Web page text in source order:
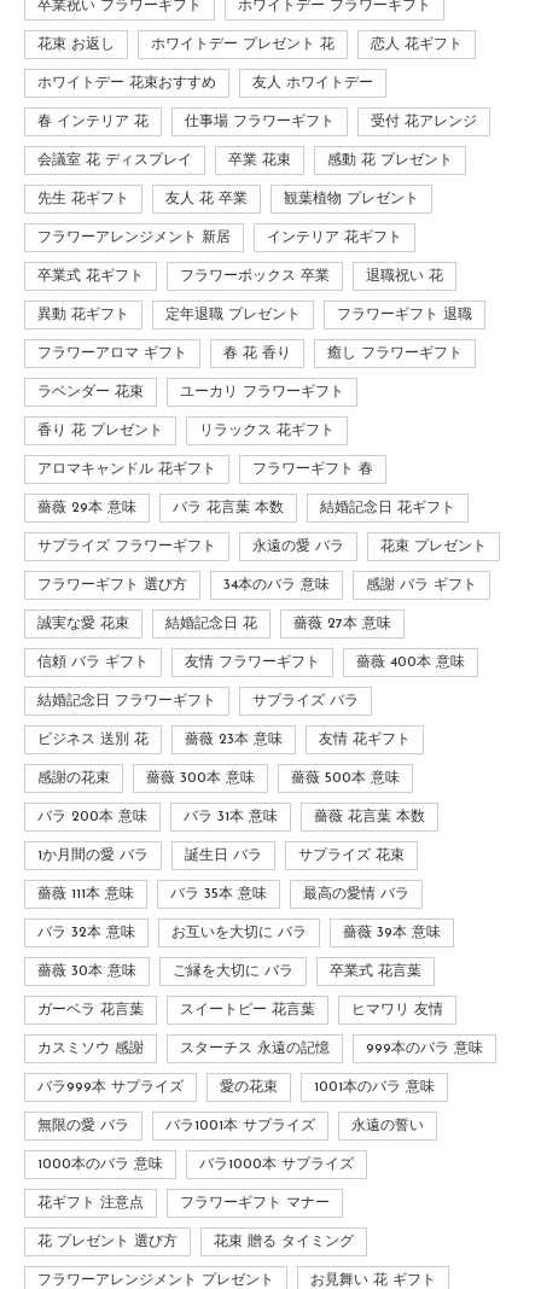
卒業祝い フラワーギフト ホワイトデー フラワーギフト
花束 お返し ホワイトデー プレゼント 花 恋人 花ギフト
ホワイトデー 花束おすすめ 友人 ホワイトデー
春 インテリア 花 仕事場 フラワーギフト 受付 花アレンジ
会議室 花 ディスプレイ 卒業 花束 感動 花 プレゼント
先生 花ギフト 友人 花 卒業 観葉植物 プレゼント
フラワーアレンジメント 新居 インテリア 花ギフト
卒業式 花ギフト フラワーボックス 卒業 退職祝い 花
異動 花ギフト 定年退職 プレゼント フラワーギフト 退職
フラワーアロマ ギフト 春 花 香り 癒し フラワーギフト
ラベンダー 花束 ユーカリ フラワーギフト
香り 花 プレゼント リラックス 花ギフト
アロマキャンドル 花ギフト フラワーギフト 春
薔薇 29本 意味 バラ 花言葉 本数 結婚記念日 花ギフト
サプライズ フラワーギフト 永遠の愛 バラ 花束 プレゼント
フラワーギフト 選び方 34本のバラ 意味 感謝 バラ ギフト
誠実な愛 花束 結婚記念日 花 薔薇 27本 意味
信頼 バラ ギフト 友情 フラワーギフト 薔薇 400本 意味
結婚記念日 フラワーギフト サプライズ バラ
ビジネス 送別 花 薔薇 23本 意味 友情 花ギフト
感謝の花束 薔薇 300本 意味 薔薇 500本 意味
バラ 200本 意味 バラ 31本 意味 薔薇 花言葉 本数
1か月間の愛 バラ 誕生日 バラ サプライズ 花束
薔薇 111本 意味 バラ 35本 意味 最高の愛情 バラ
バラ 32本 意味 お互いを大切に バラ 薔薇 39本 意味
薔薇 30本 意味 ご縁を大切に バラ 卒業式 花言葉
ガーベラ 花言葉 スイートピー 花言葉 ヒマワリ 友情
カスミソウ 感謝 スターチス 永遠の記憶 999本のバラ 意味
バラ999本 サプライズ 愛の花束 1001本のバラ 意味
無限の愛 バラ バラ1001本 サプライズ 永遠の誓い
1000本のバラ 意味 バラ1000本 サプライズ
花ギフト 注意点 フラワーギフト マナー
花 プレゼント 選び方 花束 贈る タイミング
フラワーアレンジメント プレゼント お見舞い 花 ギフト